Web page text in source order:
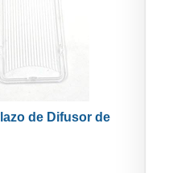
de Difusor de